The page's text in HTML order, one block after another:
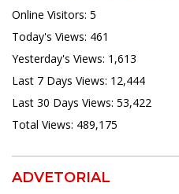
Online Visitors: 5
Today's Views: 461
Yesterday's Views: 1,613
Last 7 Days Views: 12,444
Last 30 Days Views: 53,422
Total Views: 489,175
ADVETORIAL